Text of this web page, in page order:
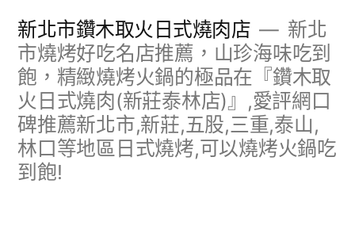
新北市鑽木取火日式燒肉店
新北
市燒烤好吃名店推薦，山珍海味吃到
飽，精緻燒烤火鍋的極品在『鑽木取
火日式燒肉(新莊泰林店)』,愛評網口
碑推薦新北市,新莊,五股,三重,泰山,
林口等地區日式燒烤,可以燒烤火鍋吃
到飽!